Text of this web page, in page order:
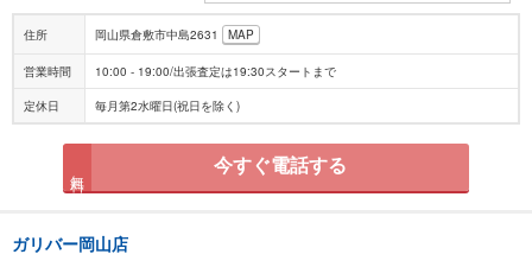
住所 岡山県倉敷市中島2631 MAP
営業時間 10:00 - 19:00/出張査定は19:30スタートまで
定休日 毎月第2水曜日(祝日を除く)
今すぐ電話する
ガリバー岡山店